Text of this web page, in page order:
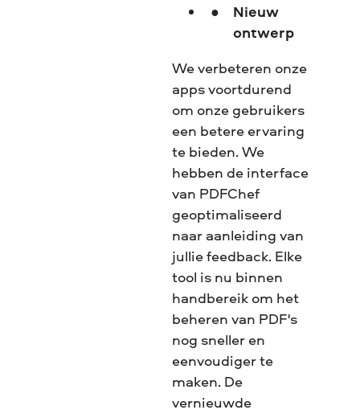
Nieuw
ontwerp
We verbeteren onze
apps voortdurend
om onze gebruikers
een betere ervaring
te bieden. We
hebben de interface
van PDFChef
geoptimaliseerd
naar aanleiding van
jullie feedback. Elke
tool is nu binnen
handbereik om het
beheren van PDF's
nog sneller en
eenvoudiger te
maken. De
vernieuwde